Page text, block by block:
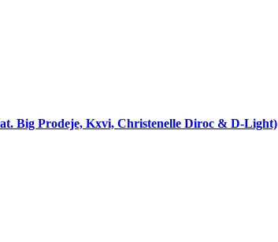
Big Prodeje, Kxvi, Christenelle Diroc & D-Light)